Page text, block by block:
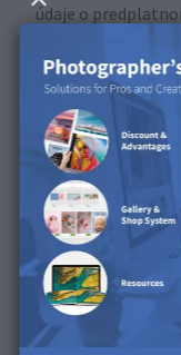
údaje o
Doba uchovávania
Účet sa spravidla
tohto obdobia
sprostredkovateľ
vykoná výlučne
prevádzkovateľa.
Ak má zákazník
podľa svojho
Ak sa účet
uložené údaje
galériách a